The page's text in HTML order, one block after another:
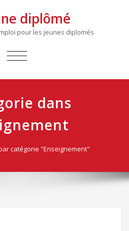
diplômé
pour les jeunes diplomés
AFFICHER/MASQUER
dans
catégorie "Enseignement"